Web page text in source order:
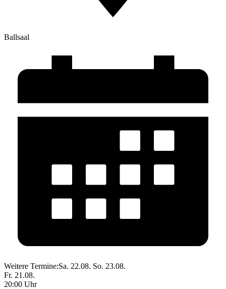
Ballsaal
Weitere Termine:Sa. 22.08. So. 23.08.
Fr. 21.08.
20:00 Uhr